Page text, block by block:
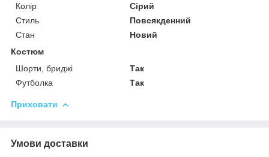
Колір
Сірий
Стиль
Повсякденний
Стан
Новий
Костюм
Шорти, бриджі
Так
Футболка
Так
Приховати
Умови доставки